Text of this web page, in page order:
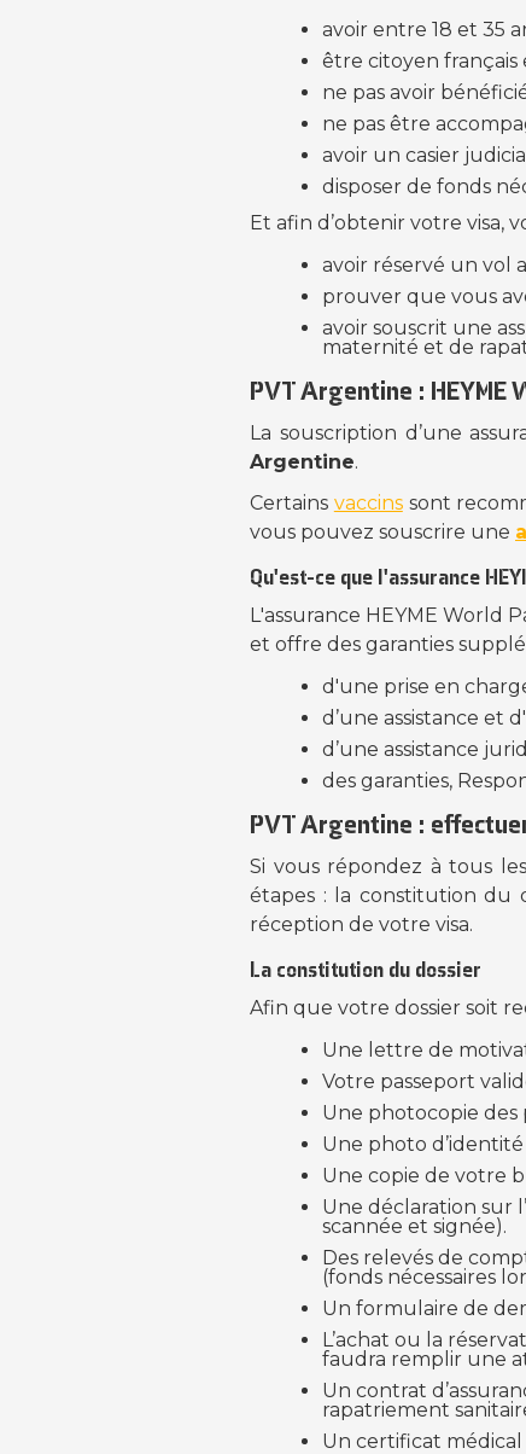
avoir entre 18 et 35
être citoyen français
ne pas avoir
ne pas être
avoir un casier
disposer de fonds
Et afin d’obtenir votre visa,
avoir réservé un vol
prouver que vous
avoir souscrit une
maternité et de
PVT Argentine : HEYME
La souscription d’une
Argentine.
Certains vaccinssont
vous pouvez souscrire une
Qu'est-ce que l'assurance
L'assurance HEYME World
et offre des garanties
d'une prise en
d’une assistance et
d’une assistance
des garanties,
PVT Argentine :
Si vous répondez à tous
étapes : la constitution du
réception de votre visa.
La constitution du dossier
Afin que votre dossier soit
Une lettre de
Votre passeport
Une photocopie
Une photo
Une copie de votre
Une déclaration sur
scannée et signée).
Des relevés de
(fonds nécessaires
Un formulaire de
L’achat ou la
faudra remplir une
Un contrat
rapatriement
Un certificat